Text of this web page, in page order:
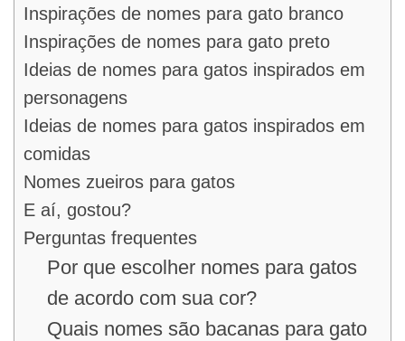
Inspirações de nomes para gato branco
Inspirações de nomes para gato preto
Ideias de nomes para gatos inspirados em
personagens
Ideias de nomes para gatos inspirados em
comidas
Nomes zueiros para gatos
E aí, gostou?
Perguntas frequentes
Por que escolher nomes para gatos
de acordo com sua cor?
Quais nomes são bacanas para gato